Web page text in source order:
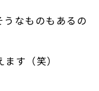
なものもあるの
す（笑）